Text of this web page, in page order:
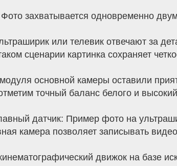
Фото захватывается одновременно
или телевик отвечают за
сценарии картинка сохраняет
основной камеры оставили
точный баланс белого и
датчик: Пример фото на
камера позволяет записывать
движок на базе